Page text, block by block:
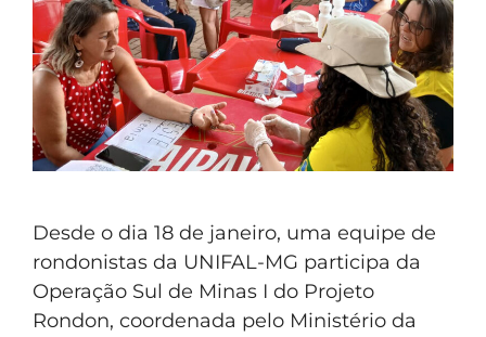
Desde o dia 18 de janeiro, uma equipe de
rondonistas da UNIFAL-MG participa da
Operação Sul de Minas I do Projeto
Rondon, coordenada pelo Ministério da